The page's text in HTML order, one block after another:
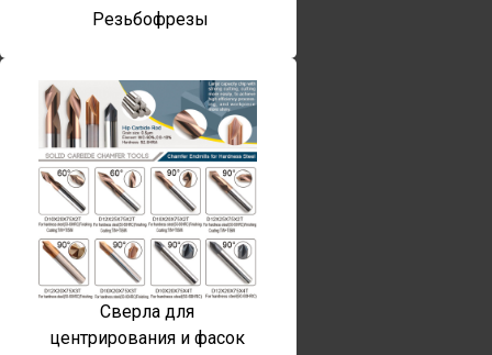
Резьбофрезы
Сверла для
центрирования и фасок